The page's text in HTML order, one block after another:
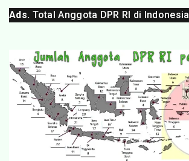
Ads. Total Anggota DPR RI di Indonesia